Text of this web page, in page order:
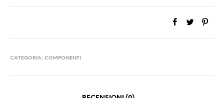
CATEGORIA: COMPONENTI